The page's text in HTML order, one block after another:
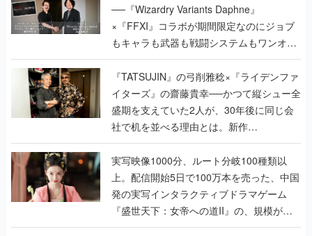
──『Wizardry Variants Daphne』
×『FFXI』コラボが期間限定なのにジョブ
もキャラも武器も戦闘システムもワンオフ
で作り込まれた理由を両ディレクターに聞
く
『TATSUJIN』の弓削雅稔×『ライデンファ
イターズ』の齋藤貴幸──かつて縦シュー全
盛期を支えていた2人が、30年後に同じ会
社で机を並べる理由とは。新作
『TATSUJIN EXTREME』で初タッグを組
んだレジェンド2人に訊く開発秘話
実写映像1000分、ルート分岐100種類以
上。配信開始5日で100万本を売った、中国
発の実写インタラクティブドラマゲーム
『盛世天下：女帝への道II』の、規模が違
うこだわりをプロデューサーに聞いた